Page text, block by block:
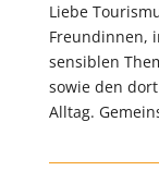
Liebe
Freundinnen,
sensiblen
sowie den
Alltag.